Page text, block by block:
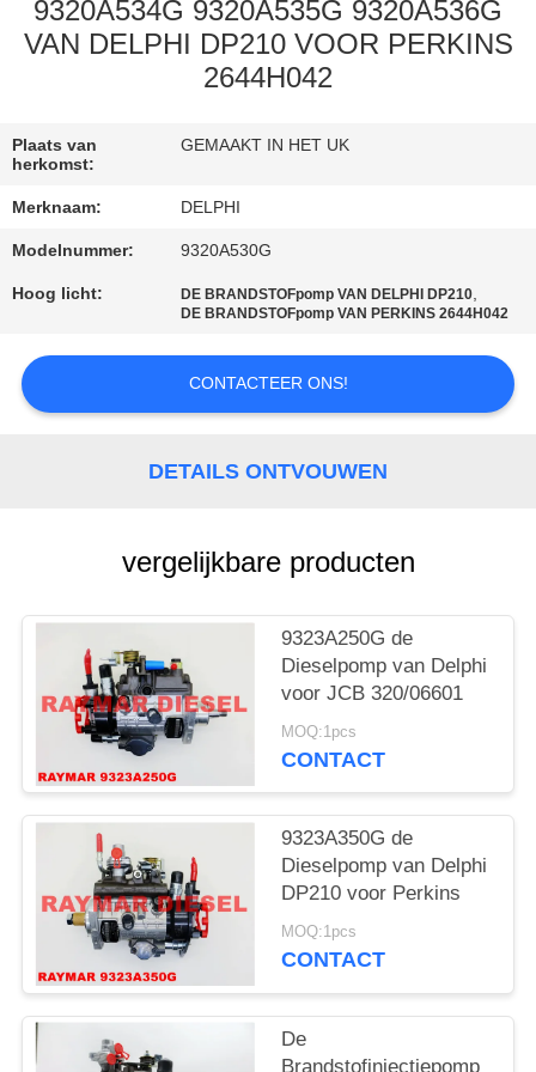
ONS
OM EEN
CITAAT
PRIVACY
POLICY
9320A534G 9320A535G 9320A536G
VAN DELPHI DP210 VOOR PERKINS
2644H042
Plaats van
herkomst:
GEMAAKT IN HET UK
Merknaam: DELPHI
Modelnummer: 9320A530G
Hoog licht: DE BRANDSTOFpomp VAN DELPHI DP210,
DE BRANDSTOFpomp VAN PERKINS 2644H042
CONTACTEER ONS!
DETAILS ONTVOUWEN
vergelijkbare producten
9323A250G de
Dieselpomp van Delphi
voor JCB 320/06601
MOQ:1pcs
CONTACT
9323A350G de
Dieselpomp van Delphi
DP210 voor Perkins
MOQ:1pcs
CONTACT
De
Brandstofinjectiepomp